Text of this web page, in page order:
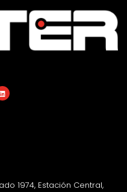
Linkedin
1974, Estación Central,